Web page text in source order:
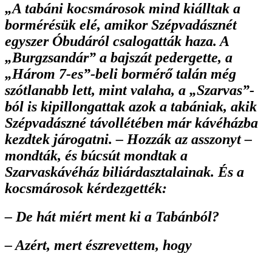
„A tabáni kocsmárosok mind kiálltak a
bormérésük elé, amikor Szépvadásznét
egyszer Óbudáról csalogatták haza. A
„Burgzsandár” a bajszát pedergette, a
„Három 7-es”-beli bormérő talán még
szótlanabb lett, mint valaha, a „Szarvas”-
ból is kipillongattak azok a tabániak, akik
Szépvadászné távollétében már kávéházba
kezdtek járogatni. – Hozzák az asszonyt –
mondták, és búcsút mondtak a
Szarvaskávéház biliárdasztalainak. És a
kocsmárosok kérdezgették:
– De hát miért ment ki a Tabánból?
– Azért, mert észrevettem, hogy